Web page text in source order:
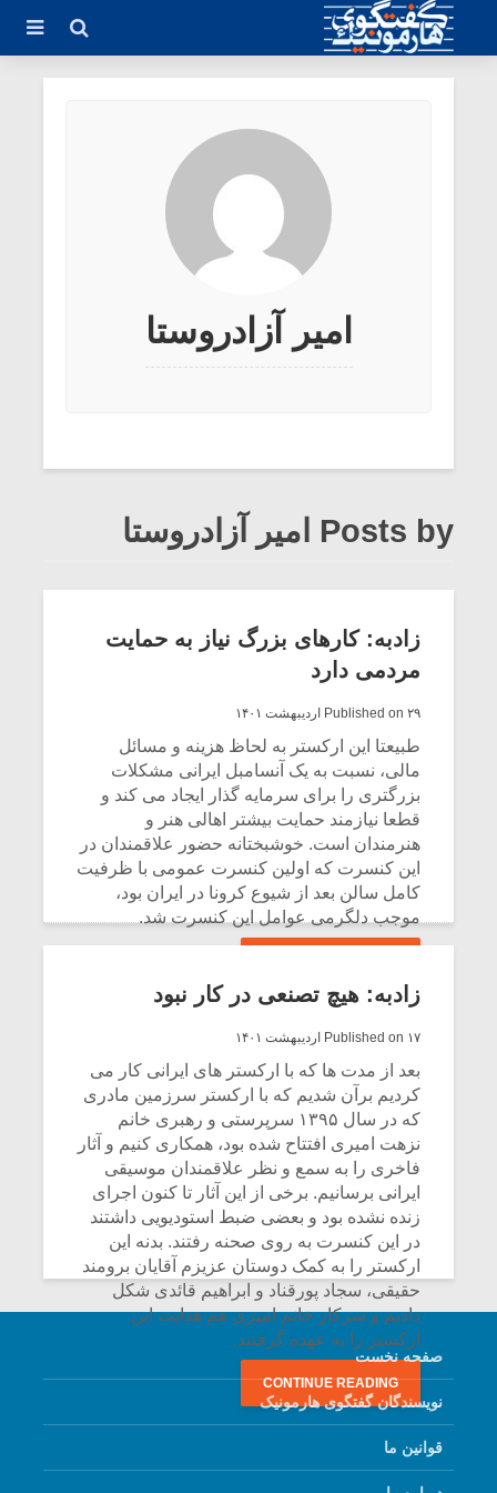
امیر آزاد‌روستا
Posts by امیر آزاد‌روستا
زادبه: کارهای بزرگ نیاز به حمایت
مردمی دارد
Published on ۲۹ اردیبهشت ۱۴۰۱
طبیعتا این ارکستر به لحاظ هزینه و مسائل
مالی، نسبت به یک آنسامبل ایرانی مشکلات
بزرگتری را برای سرمایه گذار ایجاد می کند و
قطعا نیازمند حمایت بیشتر اهالی هنر و
هنرمندان است. خوشبختانه حضور علاقمندان در
این کنسرت که اولین کنسرت عمومی با ظرفیت
کامل سالن بعد از شیوع کرونا در ایران بود،
موجب دلگرمی عوامل این کنسرت شد.
زادبه: هیچ تصنعی در کار نبود
Published on ۱۷ اردیبهشت ۱۴۰۱
بعد از مدت ها که با ارکستر های ایرانی کار می
کردیم برآن شدیم که با ارکستر سرزمین مادری
که در سال ۱۳۹۵ سرپرستی و رهبری خانم
نزهت امیری افتتاح شده بود، همکاری کنیم و آثار
فاخری را به سمع و نظر علاقمندان موسیقی
ایرانی برسانیم. برخی از این آثار تا کنون اجرای
زنده نشده بود و بعضی ضبط استودیویی داشتند
در این کنسرت به روی صحنه رفتند. بدنه این
ارکستر را به کمک دوستان عزیزم آقایان برومند
حقیقی، سجاد پورقناد و ابراهیم قائدی شکل
دادیم و سرکار خانم امیری هم هدایت این
ارکستر را به عهده گرفتند.
CONTINUE READING
صفحه نخست
نویسندگان گفتگوی هارمونیک
قوانین ما
میکلوش روژا
متن فیلم «متری
موسیقی